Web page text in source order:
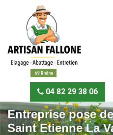
04 82 29 38 06
Entreprise pose
Saint Etienne La